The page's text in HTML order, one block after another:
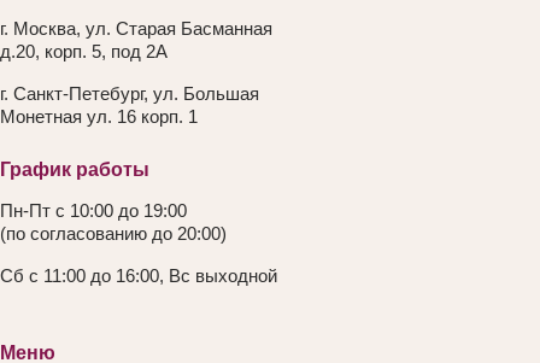
г. Москва, ул. Старая Басманная
д.20, корп. 5, под 2А
г. Санкт-Петебург, ул. Большая
Монетная ул. 16 корп. 1
График работы
Пн-Пт с 10:00 до 19:00
(по согласованию до 20:00)
Сб с 11:00 до 16:00, Вс выходной
Меню